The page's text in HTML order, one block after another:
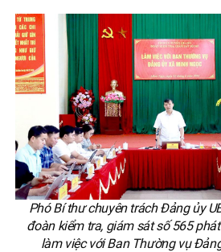
Phó Bí thư chuyên trách Đảng ủy
đoàn kiểm tra, giám sát số 565
làm việc với Ban Thường vụ